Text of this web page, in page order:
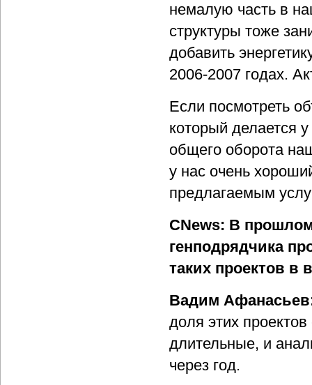
немалую часть в
структуры тоже
добавить
2006-2007 годах.
Если посмотреть
который делается
общего оборота
у нас очень
предлагаемым
CNews: В
генподрядчика
таких проектов в
Вадим
доля этих
длительные, и
через год.